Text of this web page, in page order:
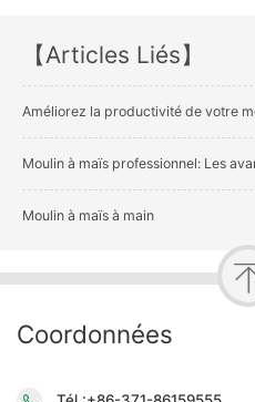
【Articles Liés】
Améliorez la productivité de votre moulin à maïs avec la technologie
Moulin à maïs professionnel: Les avantages
Moulin à maïs à main
Coordonnées